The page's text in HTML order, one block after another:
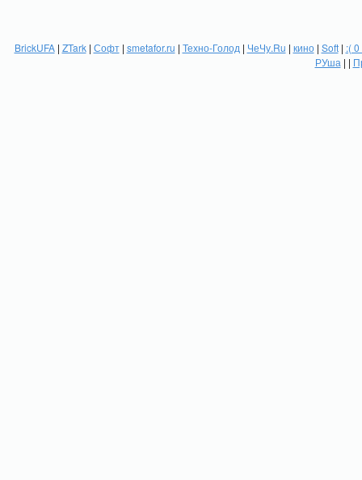
BrickUFA| ZTark| Софт| smetafor.ru | Техно-Голод | ЧеЧу.Ru | кино| Soft| :(
РУша | |